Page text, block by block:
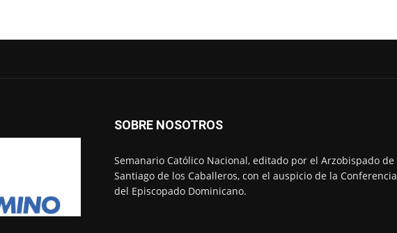
SOBRE NOSOTROS
Semanario Católico Nacional, editado por el Arzobispado de
Santiago de los Caballeros, con el auspicio de la Conferencia
del Episcopado Dominicano.